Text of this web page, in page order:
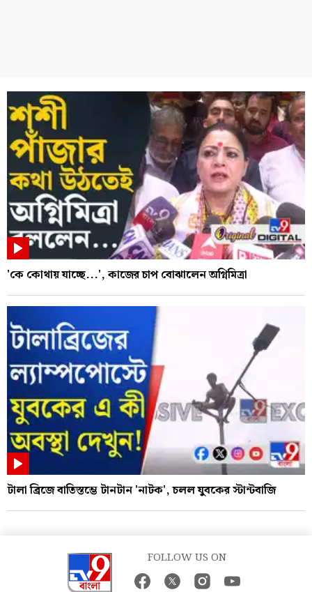
'কে কোথায় যাচ্ছে...', কাজের চাপ বোঝালেন অগ্নিমিত্রা
টালা ব্রিজে বাতিস্তম্ভে টানটান 'নাটক', চলল যুবকের স্টান্টবাজি
FOLLOW US ON